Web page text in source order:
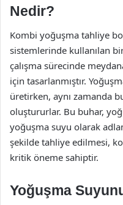
Nedir?
Kombi yoğuşma tahliye
sistemlerinde kullanılan
çalışma sürecinde
için tasarlanmıştır.
üretirken, aynı zamanda
oluştururlar. Bu buhar,
yoğuşma suyu olarak
şekilde tahliye edilmesi,
kritik öneme sahiptir.
Yoğuşma